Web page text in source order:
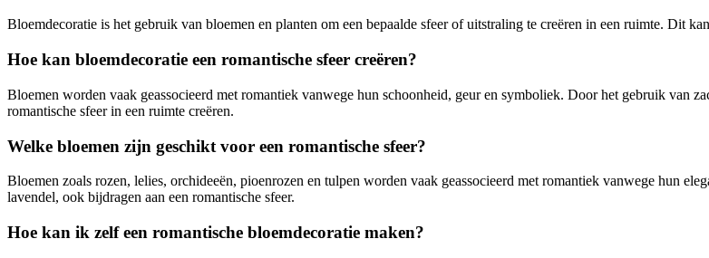
Bloemdecoratie is het gebruik van bloemen en planten om een bepaalde sfeer of uitstraling te creëren in een ruimte. Dit
Hoe kan bloemdecoratie een romantische sfeer creëren?
Bloemen worden vaak geassocieerd met romantiek vanwege hun schoonheid, geur en symboliek. Door het gebruik van
romantische sfeer in een ruimte creëren.
Welke bloemen zijn geschikt voor een romantische sfeer?
Bloemen zoals rozen, lelies, orchideeën, pioenrozen en tulpen worden vaak geassocieerd met romantiek vanwege hun
lavendel, ook bijdragen aan een romantische sfeer.
Hoe kan ik zelf een romantische bloemdecoratie maken?